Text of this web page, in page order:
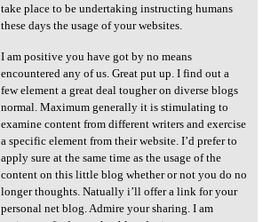
take place to be undertaking instructing humans
these days the usage of your websites.
I am positive you have got by no means
encountered any of us. Great put up. I find out a
few element a great deal tougher on diverse blogs
normal. Maximum generally it is stimulating to
examine content from different writers and exercise
a specific element from their website. I’d prefer to
apply sure at the same time as the usage of the
content on this little blog whether or not you do no
longer thoughts. Natually i’ll offer a link for your
personal net blog. Admire your sharing. I am